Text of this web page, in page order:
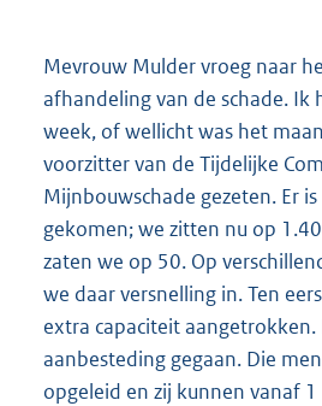
Mevrouw Mulder vroeg naar
afhandeling van de schade.
week, of wellicht was het
voorzitter van de Tijdelijke
Mijnbouwschade gezeten. Er
gekomen; we zitten nu op
zaten we op 50. Op
we daar versnelling in. Ten
extra capaciteit aangetrokken.
aanbesteding gegaan. Die
opgeleid en zij kunnen vanaf